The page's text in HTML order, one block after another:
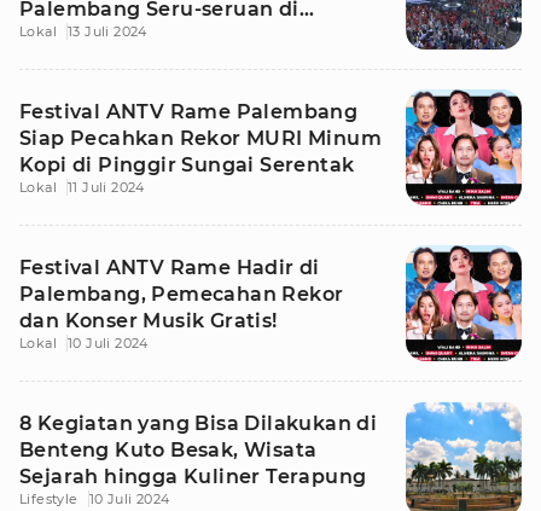
Palembang Seru-seruan di
Benteng Kuto Besak
Lokal 13 Juli 2024
Festival ANTV Rame Palembang
Siap Pecahkan Rekor MURI Minum
Kopi di Pinggir Sungai Serentak
Lokal 11 Juli 2024
Festival ANTV Rame Hadir di
Palembang, Pemecahan Rekor
dan Konser Musik Gratis!
Lokal 10 Juli 2024
8 Kegiatan yang Bisa Dilakukan di
Benteng Kuto Besak, Wisata
Sejarah hingga Kuliner Terapung
Lifestyle 10 Juli 2024